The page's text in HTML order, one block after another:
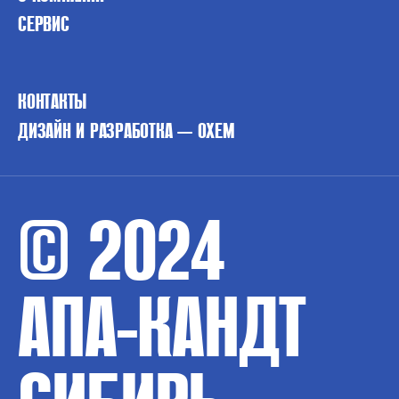
СЕРВИС
КОНТАКТЫ
ДИЗАЙН И РАЗРАБОТКА — OXEM
© 2024
АПА-КАНДТ